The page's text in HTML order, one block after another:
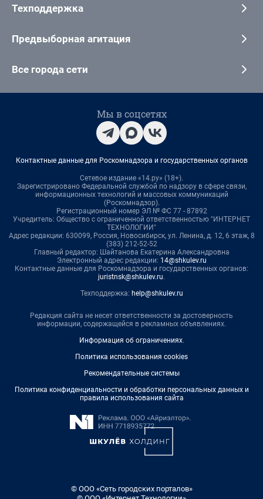
Техподдержка
Предвыборная агитация
Все города сети
Мы в соцсетях
Контактные данные для Роскомнадзора и государственных органов
Сетевое издание «14.ру» (18+).
Зарегистрировано Федеральной службой по надзору в сфере связи,
информационных технологий и массовых коммуникаций
(Роскомнадзор).
Регистрационный номер ЭЛ № ФС 77 - 87892
Учредитель: Общество с ограниченной ответственностью "ИНТЕРНЕТ
ТЕХНОЛОГИИ"
Адрес редакции: 630099, Россия, Новосибирск, ул. Ленина, д. 12, 6 этаж, 8
(383) 212-52-52
Главный редактор: Шайтанова Екатерина Александровна
Электронный адрес редакции: 14@shkulev.ru
Контактные данные для Роскомнадзора и государственных органов:
juristnsk@shkulev.ru.
Техподдержка: help@shkulev.ru
Редакция сайта не несет ответственности за достоверность
информации, содержащейся в рекламных объявлениях.
Информация об ограничениях.
Политика использования cookies
Рекомендательные системы
Политика конфиденциальности и обработки персональных данных и
правила использования сайта
© ООО «Сеть городских порталов»